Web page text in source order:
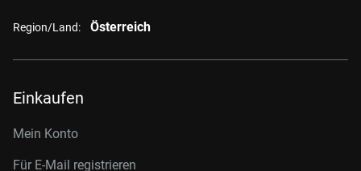
Region/Land: Österreich
Einkaufen
Mein Konto
Für E-Mail registrieren